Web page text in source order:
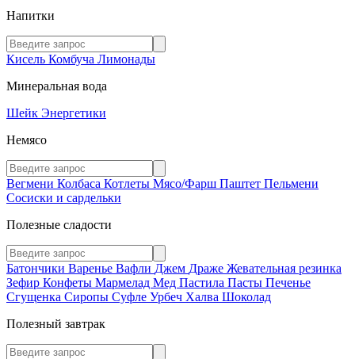
Напитки
Кисель Комбуча Лимонады
Минеральная вода
Шейк Энергетики
Немясо
Вегмени Колбаса Котлеты Мясо/Фарш Паштет Пельмени
Сосиски и сардельки
Полезные сладости
Батончики Варенье Вафли Джем Драже Жевательная резинка
Зефир Конфеты Мармелад Мед Пастила Пасты Печенье
Сгущенка Сиропы Суфле Урбеч Халва Шоколад
Полезный завтрак